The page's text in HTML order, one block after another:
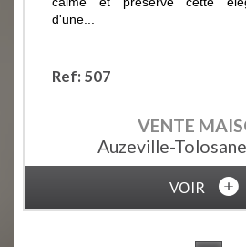
d'une...
Ref: 507
VENTE
Auzeville-Tolosane
VOIR